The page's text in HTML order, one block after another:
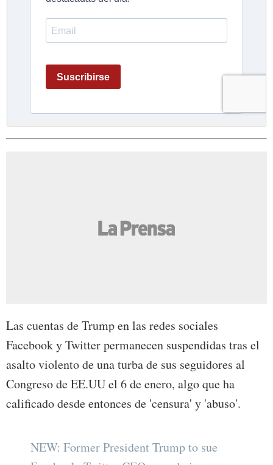
Las cuentas de Trump en las redes sociales
Facebook y Twitter permanecen suspendidas tras el
asalto violento de una turba de sus seguidores al
Congreso de EE.UU el 6 de enero, algo que ha
calificado desde entonces de 'censura' y 'abuso'.
NEW: Former President Trump to sue